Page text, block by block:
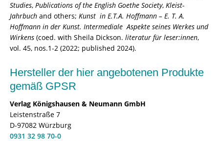
Studies, Publications of the English Goethe Society, Kleist-
Jahrbuch and others; Kunst in E.T.A. Hoffmann – E. T. A.
Hoffmann in der Kunst. Intermediale Aspekte seines Werkes und
Wirkens (coed. with Sheila Dickson. literatur für leser:innen,
vol. 45, nos.1-2 (2022; published 2024).
Hersteller der hier angebotenen Produkte
gemäß GPSR
Verlag Königshausen & Neumann GmbH
Leistenstraße 7
D-97082 Würzburg
0931 32 98 70-0